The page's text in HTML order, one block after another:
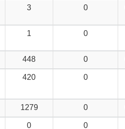
3 0
1 0
448 0
420 0
1279 0
0 0